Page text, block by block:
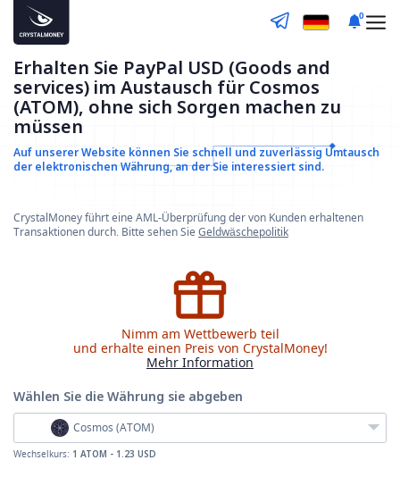
0
Erhalten Sie PayPal USD (Goods and
services) im Austausch für Cosmos
(ATOM), ohne sich Sorgen machen zu
müssen
Auf unserer Website können Sie schnell und zuverlässig Umtausch
der elektronischen Währung, an der Sie interessiert sind.
CrystalMoney führt eine AML-Überprüfung der von Kunden erhaltenen
Transaktionen durch. Bitte sehen SieGeldwäschepolitik
Nimm am Wettbewerb teil
und erhalte einen Preis von CrystalMoney!
Mehr Information
Wählen Sie die Währung sie abgeben
Cosmos (ATOM)
Wechselkurs: 1 ATOM - 1.23 USD